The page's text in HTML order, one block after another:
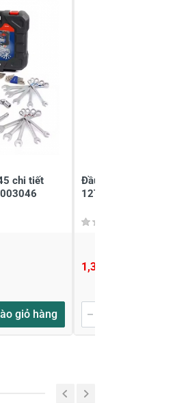
chi tiết
giỏ hàng
Đầu siết tự động
12TH
1,361,000 đ